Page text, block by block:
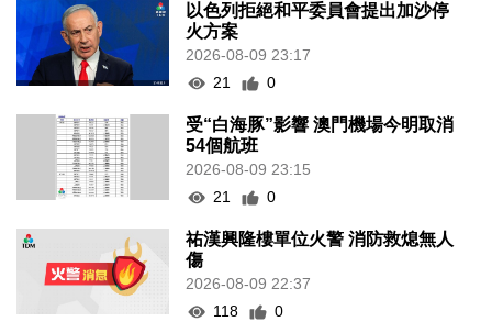
以色列拒絕和平委員會提出加沙停
火方案
2026-08-09 23:17
21
0
受“白海豚”影響 澳門機場今明取消
54個航班
2026-08-09 23:15
21
0
祐漢興隆樓單位火警 消防救熄無人
傷
2026-08-09 22:37
118
0